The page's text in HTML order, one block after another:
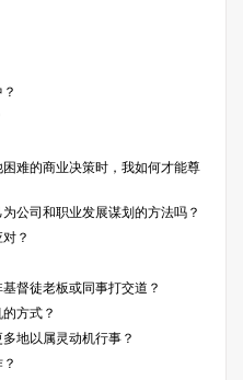
难的商业决策时，我如何才能尊
公司和职业发展谋划的方法吗？
？
督徒老板或同事打交道？
方式？
地以属灵动机行事？